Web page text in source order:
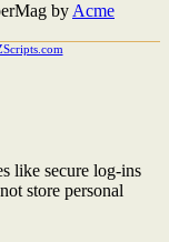
by Acme
like secure log-ins
store personal